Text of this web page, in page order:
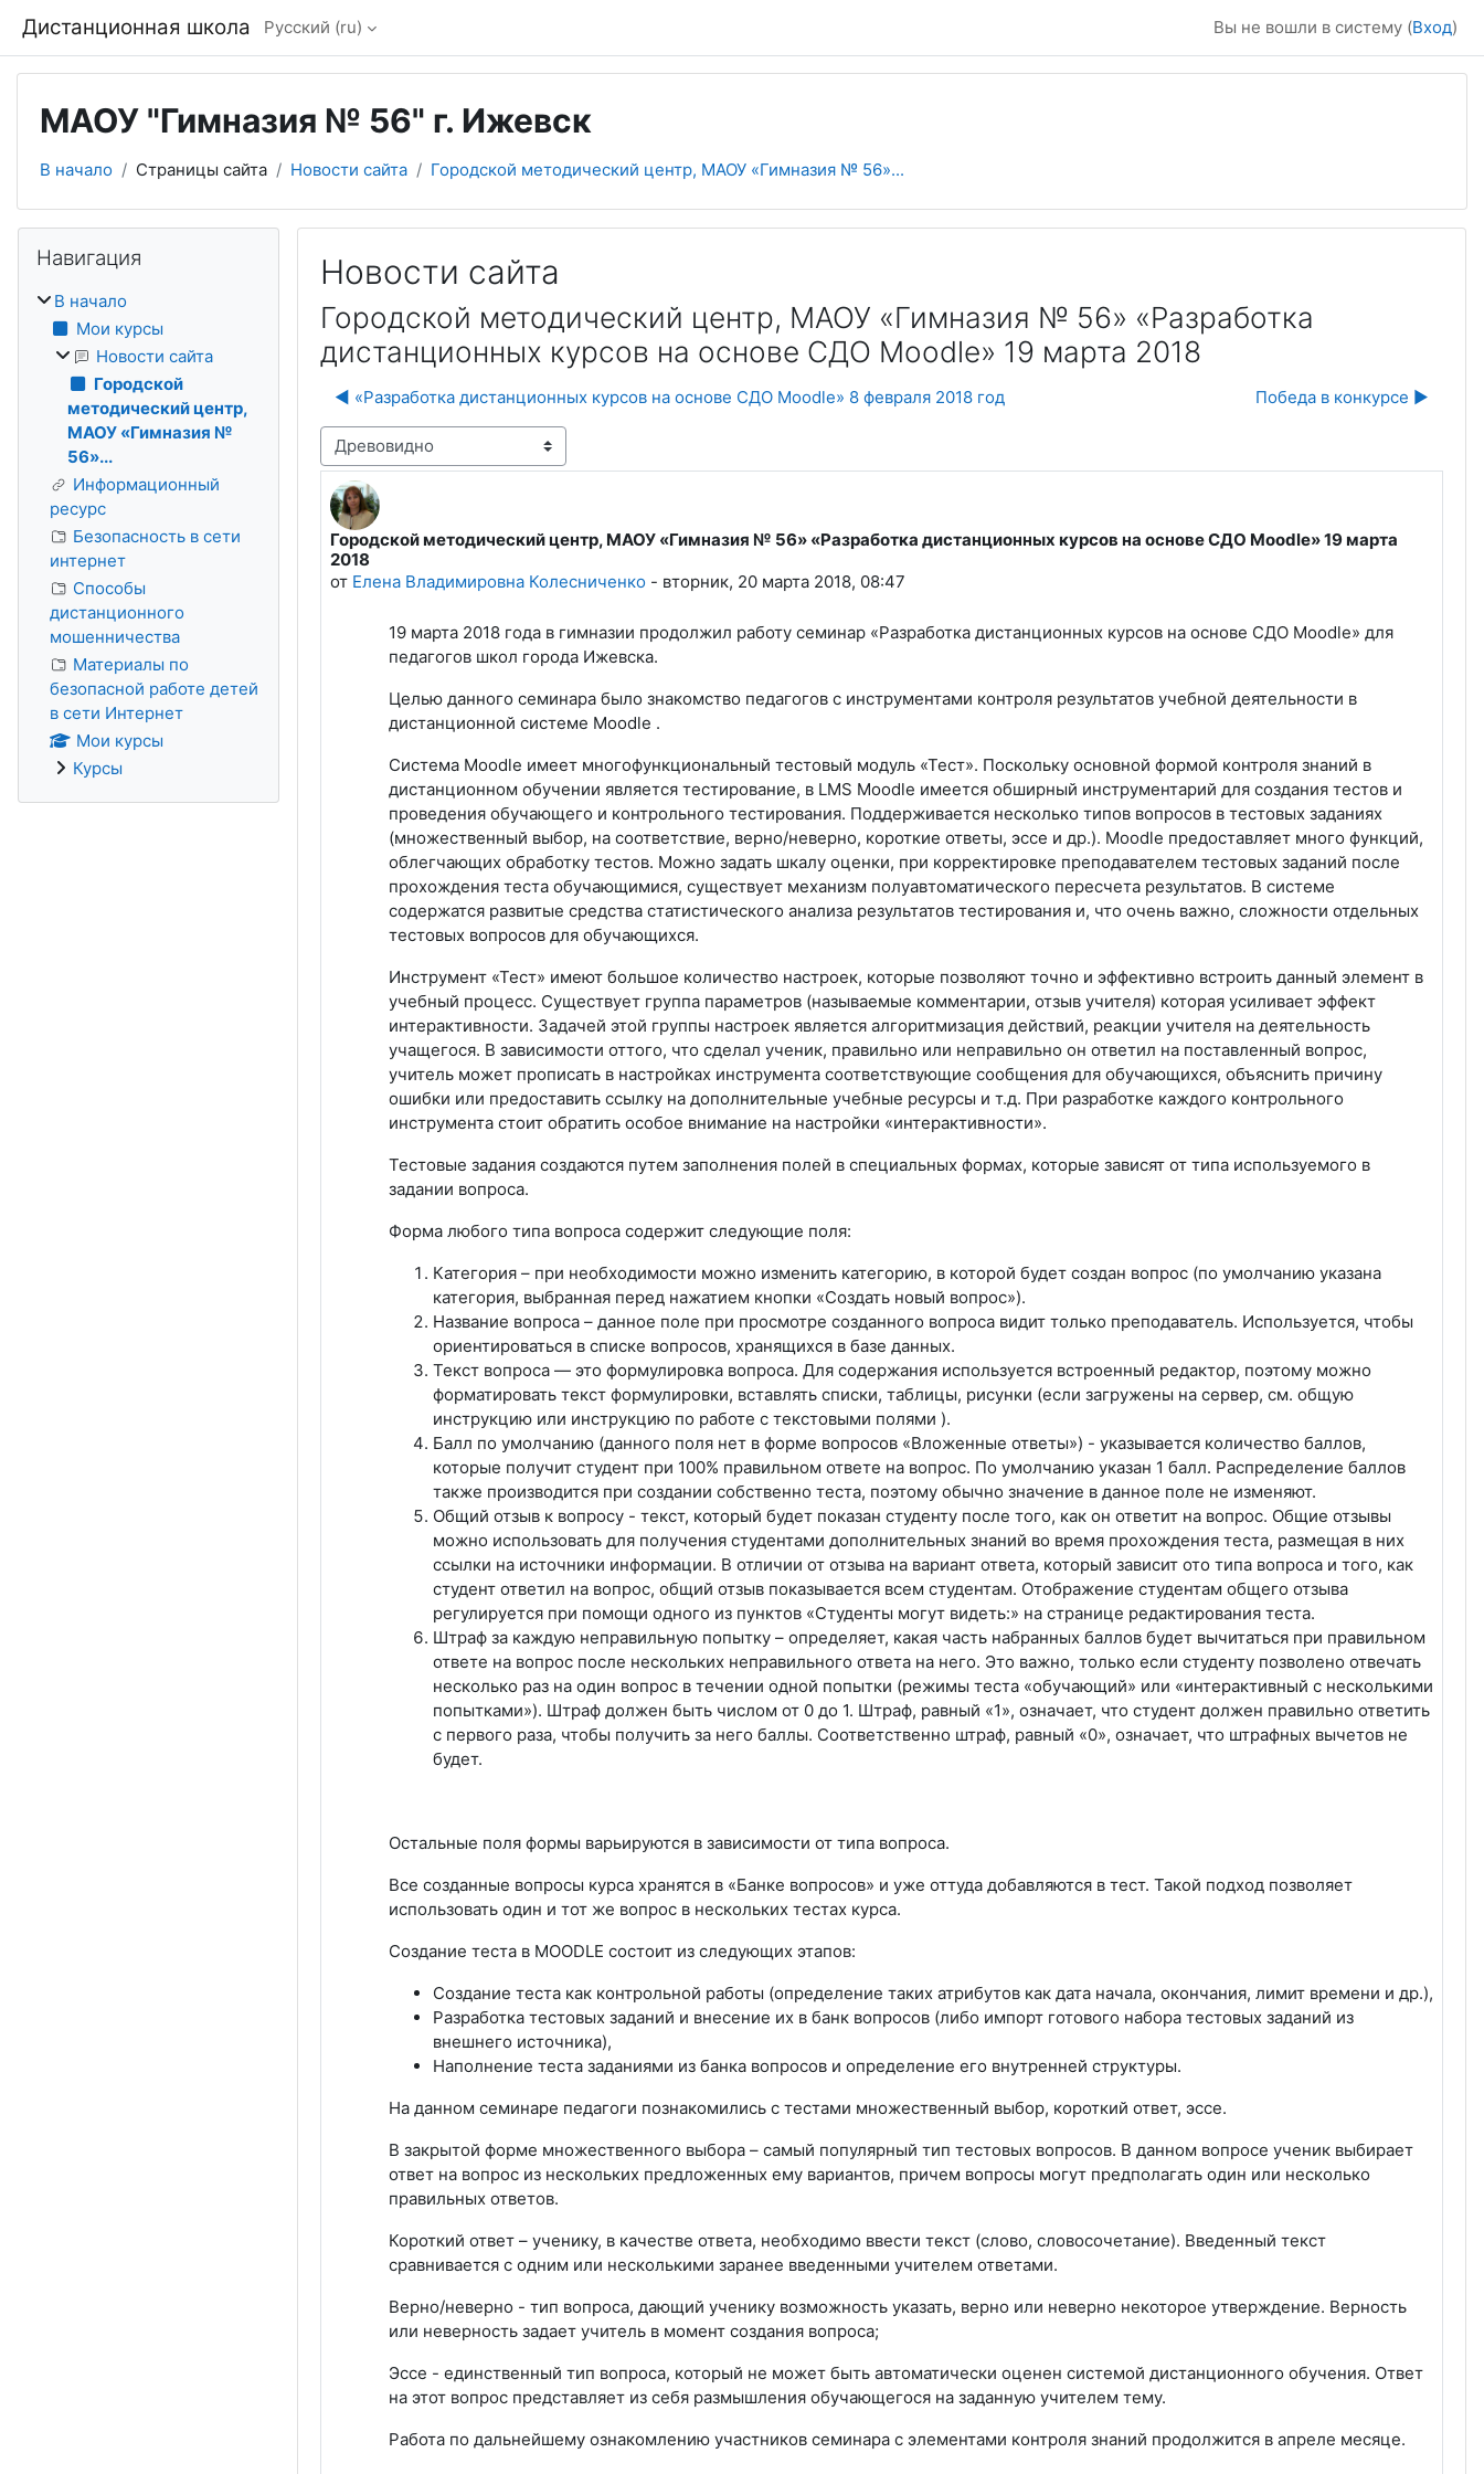
Дистанционная школа Русский ‎(ru)‎ Вы не вошли в систему (Вход)
МАОУ "Гимназия № 56" г. Ижевск
В начало Страницы сайта Новости сайта Городской методический центр, МАОУ «Гимназия № 56»...
Новости сайта
Городской методический центр, МАОУ «Гимназия № 56» «Разработка
дистанционных курсов на основе СДО Moodle» 19 марта 2018
◀︎ «Разработка дистанционных курсов на основе СДО Moodle» 8 февраля 2018 год Победа в конкурсе ▶︎
Режим отображения
Городской методический центр, МАОУ «Гимназия № 56» «Разработка дистанционных курсов на основе СДО Moodle» 19 марта
2018
от Елена Владимировна Колесниченко- вторник, 20 марта 2018, 08:47
Количество ответов: 0
19 марта 2018 года в гимназии продолжил работу семинар «Разработка дистанционных курсов на основе СДО Moodle» для
педагогов школ города Ижевска.
Целью данного семинара было знакомство педагогов с инструментами контроля результатов учебной деятельности в
дистанционной системе Moodle .
Система Moodle имеет многофункциональный тестовый модуль «Тест». Поскольку основной формой контроля знаний в
дистанционном обучении является тестирование, в LMS Moodle имеется обширный инструментарий для создания тестов и
проведения обучающего и контрольного тестирования. Поддерживается несколько типов вопросов в тестовых заданиях
(множественный выбор, на соответствие, верно/неверно, короткие ответы, эссе и др.). Moodle предоставляет много функций,
облегчающих обработку тестов. Можно задать шкалу оценки, при корректировке преподавателем тестовых заданий после
прохождения теста обучающимися, существует механизм полуавтоматического пересчета результатов. В системе
содержатся развитые средства статистического анализа результатов тестирования и, что очень важно, сложности отдельных
тестовых вопросов для обучающихся.
Инструмент «Тест» имеют большое количество настроек, которые позволяют точно и эффективно встроить данный элемент в
учебный процесс. Существует группа параметров (называемые комментарии, отзыв учителя) которая усиливает эффект
интерактивности. Задачей этой группы настроек является алгоритмизация действий, реакции учителя на деятельность
учащегося. В зависимости оттого, что сделал ученик, правильно или неправильно он ответил на поставленный вопрос,
учитель может прописать в настройках инструмента соответствующие сообщения для обучающихся, объяснить причину
ошибки или предоставить ссылку на дополнительные учебные ресурсы и т.д. При разработке каждого контрольного
инструмента стоит обратить особое внимание на настройки «интерактивности».
Тестовые задания создаются путем заполнения полей в специальных формах, которые зависят от типа используемого в
задании вопроса.
Форма любого типа вопроса содержит следующие поля:
Категория – при необходимости можно изменить категорию, в которой будет создан вопрос (по умолчанию указана
категория, выбранная перед нажатием кнопки «Создать новый вопрос»).
Название вопроса – данное поле при просмотре созданного вопроса видит только преподаватель. Используется, чтобы
ориентироваться в списке вопросов, хранящихся в базе данных.
Текст вопроса — это формулировка вопроса. Для содержания используется встроенный редактор, поэтому можно
форматировать текст формулировки, вставлять списки, таблицы, рисунки (если загружены на сервер, см. общую
инструкцию или инструкцию по работе с текстовыми полями ).
Балл по умолчанию (данного поля нет в форме вопросов «Вложенные ответы») - указывается количество баллов,
которые получит студент при 100% правильном ответе на вопрос. По умолчанию указан 1 балл. Распределение баллов
также производится при создании собственно теста, поэтому обычно значение в данное поле не изменяют.
Общий отзыв к вопросу - текст, который будет показан студенту после того, как он ответит на вопрос. Общие отзывы
можно использовать для получения студентами дополнительных знаний во время прохождения теста, размещая в них
ссылки на источники информации. В отличии от отзыва на вариант ответа, который зависит ото типа вопроса и того, как
студент ответил на вопрос, общий отзыв показывается всем студентам. Отображение студентам общего отзыва
регулируется при помощи одного из пунктов «Студенты могут видеть:» на странице редактирования теста.
Штраф за каждую неправильную попытку – определяет, какая часть набранных баллов будет вычитаться при правильном
ответе на вопрос после нескольких неправильного ответа на него. Это важно, только если студенту позволено отвечать
несколько раз на один вопрос в течении одной попытки (режимы теста «обучающий» или «интерактивный с несколькими
попытками»). Штраф должен быть числом от 0 до 1. Штраф, равный «1», означает, что студент должен правильно ответить
с первого раза, чтобы получить за него баллы. Соответственно штраф, равный «0», означает, что штрафных вычетов не
будет.
Остальные поля формы варьируются в зависимости от типа вопроса.
Все созданные вопросы курса хранятся в «Банке вопросов» и уже оттуда добавляются в тест. Такой подход позволяет
использовать один и тот же вопрос в нескольких тестах курса.
Создание теста в MOODLE состоит из следующих этапов:
Создание теста как контрольной работы (определение таких атрибутов как дата начала, окончания, лимит времени и др.),
Разработка тестовых заданий и внесение их в банк вопросов (либо импорт готового набора тестовых заданий из
внешнего источника),
Наполнение теста заданиями из банка вопросов и определение его внутренней структуры.
На данном семинаре педагоги познакомились с тестами множественный выбор, короткий ответ, эссе.
В закрытой форме множественного выбора – самый популярный тип тестовых вопросов. В данном вопросе ученик выбирает
ответ на вопрос из нескольких предложенных ему вариантов, причем вопросы могут предполагать один или несколько
правильных ответов.
Короткий ответ – ученику, в качестве ответа, необходимо ввести текст (слово, словосочетание). Введенный текст
сравнивается с одним или несколькими заранее введенными учителем ответами.
Верно/неверно - тип вопроса, дающий ученику возможность указать, верно или неверно некоторое утверждение. Верность
или неверность задает учитель в момент создания вопроса;
Эссе - единственный тип вопроса, который не может быть автоматически оценен системой дистанционного обучения. Ответ
на этот вопрос представляет из себя размышления обучающегося на заданную учителем тему.
Работа по дальнейшему ознакомлению участников семинара с элементами контроля знаний продолжится в апреле месяце.
Блоки
Навигация
В начало
Мои курсы
Новости сайта
Городской
методический центр,
МАОУ «Гимназия №
56»...
Информационный
ресурс
Безопасность в сети
интернет
Способы
дистанционного
мошенничества
Материалы по
безопасной работе детей
в сети Интернет
Мои курсы
Курсы